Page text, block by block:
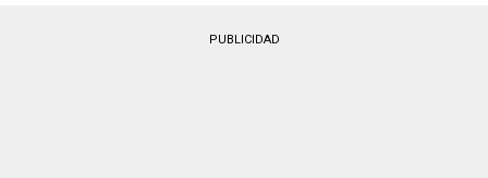
PUBLICIDAD